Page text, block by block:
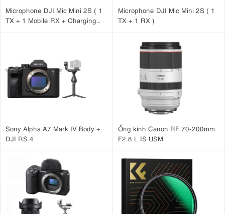
Microphone DJI Mic Mini 2S ( 1
TX + 1 Mobile RX + Charging
Microphone DJI Mic Mini 2S ( 1
TX + 1 RX )
Sony Alpha A7 Mark IV Body +
DJI RS 4
Ống kính Canon RF 70-200mm
F2.8 L IS USM